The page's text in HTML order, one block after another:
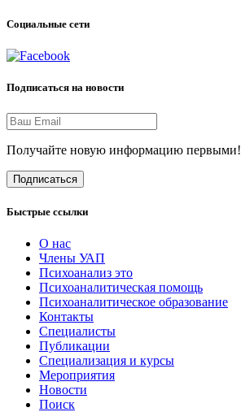
Социальные сети
Подписаться на новости
Получайте новую информацию первыми!
Подписаться
Быстрые ссылки
О нас
Члены УАП
Психоанализ это
Психоаналитическая помощь
Психоаналитическое образование
Контакты
Специалисты
Публикации
Специализация и курсы
Мероприятия
Новости
Поиск